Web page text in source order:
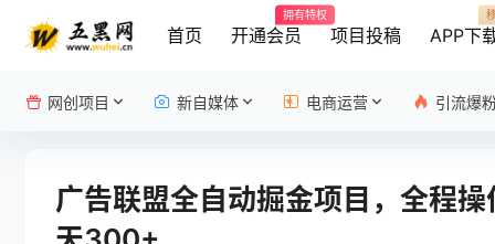
首页 开通会员
拥有特权
项目投稿 APP下
网创项目 新自媒体 电商运营 引流爆
广告联盟全自动掘金项目，全程